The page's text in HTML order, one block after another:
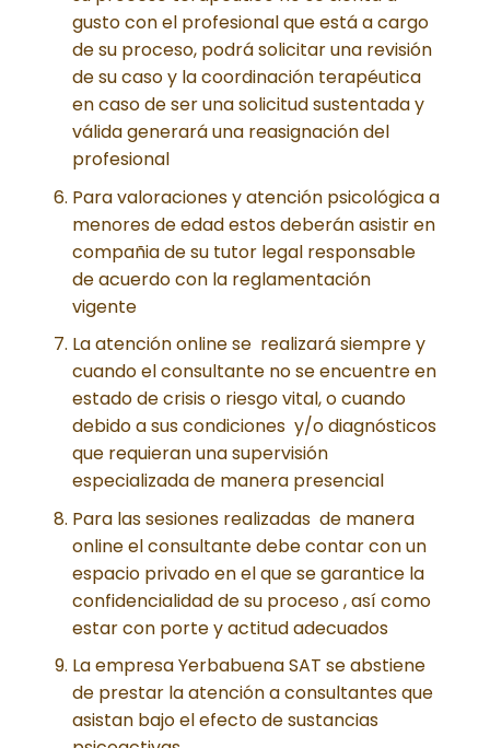
gusto con el profesional que está a cargo
de su proceso, podrá solicitar una revisión
de su caso y la coordinación terapéutica
en caso de ser una solicitud sustentada y
válida generará una reasignación del
profesional
Para valoraciones y atención psicológica a
menores de edad estos deberán asistir en
compañia de su tutor legal responsable
de acuerdo con la reglamentación
vigente
La atención online se realizará siempre y
cuando el consultante no se encuentre en
estado de crisis o riesgo vital, o cuando
debido a sus condiciones y/o diagnósticos
que requieran una supervisión
especializada de manera presencial
Para las sesiones realizadas de manera
online el consultante debe contar con un
espacio privado en el que se garantice la
confidencialidad de su proceso , así como
estar con porte y actitud adecuados
La empresa Yerbabuena SAT se abstiene
de prestar la atención a consultantes que
asistan bajo el efecto de sustancias